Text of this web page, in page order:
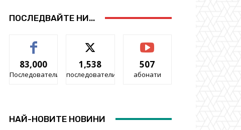
ПОСЛЕДВАЙТЕ НИ...
83,000
Последователи
1,538
последователи
507
абонати
НАЙ-НОВИТЕ НОВИНИ